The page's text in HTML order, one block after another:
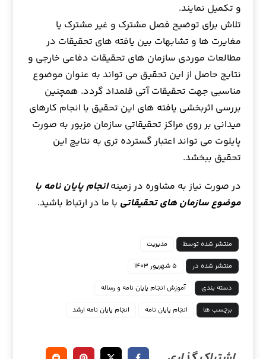
و تکمیل نمایند.
تلاش برای توضیح فصل مشترک و غیر مشترک یا
مغایرت ها و تشابهات بین یافته های تحقیقات در
مطالعات موردی سازمان های تحقیقات دفاعی خارجی و
نتایج حاصل از این تحقیق می تواند به عنوان موضوع
مناسبی جهت تحقیقات آتی قلمداد گردد. همچنین
بررسی اثربخشی یافته های این تحقیق با انجام کارهای
میدانی بر روی مراکز تحقیقاتی سازمان مزبور به صورت
پایلوت می تواند اعتبار گسترده تری به نتایج این
تحقیق ببخشد.
در صورت نیاز به مشاوره در زمینهانجام پایان نامه با
موضوع سازمان های تحقیقاتی با ما در ارتباط باشید.
منتشر شده توسط مدیریت
منتشر شده در ۵ شهریور ۱۴۰۳
دسته بندی آموزش انجام پایان نامه و رساله
برچسب ها انجام پایان نامه انجام پایان نامه ارشد